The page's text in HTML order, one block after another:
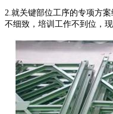
2.就关键部位工序的专项方
不细致，培训工作不到位，